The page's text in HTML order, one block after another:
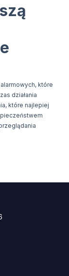
które
działania
które najlepiej